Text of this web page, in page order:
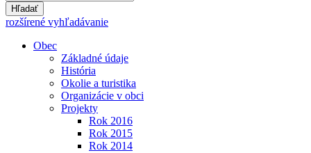
Hľadať
rozšírené vyhľadávanie
Obec
Základné údaje
História
Okolie a turistika
Organizácie v obci
Projekty
Rok 2016
Rok 2015
Rok 2014